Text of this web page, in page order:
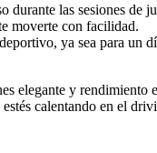
las sesiones de
moverte con facilidad.
ya sea para un
elegante y
calentando en el